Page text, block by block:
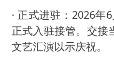
· 正式进驻：2026年
正式入驻接管。交接
文艺汇演以示庆祝。